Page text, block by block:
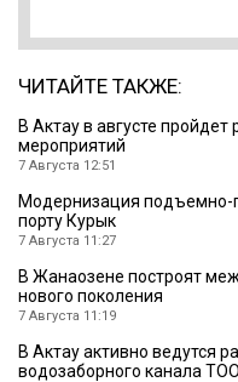
ЧИТАЙТЕ ТАКЖЕ:
В Актау в августе
мероприятий
7 Августа 12:51
Модернизация подъемно-
порту Курык
7 Августа 11:27
В Жанаозене построят
нового поколения
7 Августа 11:19
В Актау активно ведутся
водозаборного канала